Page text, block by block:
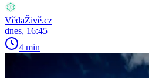
VědaŽivě.cz
dnes, 16:45
4 min